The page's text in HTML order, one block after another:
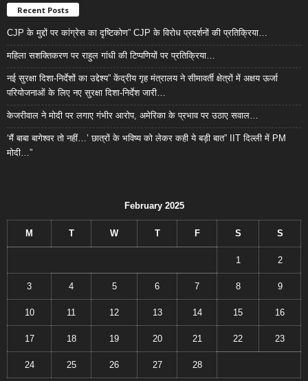
Recent Posts
CJP के मुद्दों पर कांग्रेस का दृष्टिकोण” CJP के विरोध प्रदर्शनों की प्रतिक्रिया…
महिला सशक्तिकरण पर राहुल गांधी की टिप्पणियों पर प्रतिक्रिया…
नई सुरक्षा दिशा-निर्देशों का उद्देश्य” केंद्रीय गृह मंत्रालय ने सीमावर्ती क्षेत्रों में अक्षय ऊर्जा
परियोजनाओं के लिए नए सुरक्षा दिशा-निर्देश जारी…
केजरीवाल ने मोदी पर लगाए गंभीर आरोप, अमेरिका के प्रभाव पर उठाए सवाल…
‘मैं बाबा बागेश्वर तो नहीं…’ छात्रों के भविष्य को लेकर कही ये बड़ी बात” IIT दिल्ली में PM
मोदी…”
February 2025
M T W T F S S
1 2
3 4 5 6 7 8 9
10 11 12 13 14 15 16
17 18 19 20 21 22 23
24 25 26 27
28